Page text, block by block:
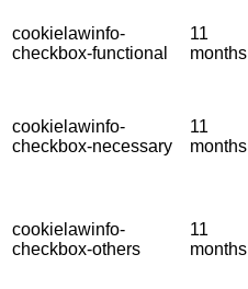
cookielawinfo-
checkbox-functional
11
months
cookielawinfo-
checkbox-necessary
11
months
cookielawinfo-
checkbox-others
11
months